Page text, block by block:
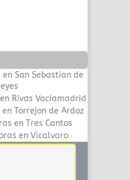
San Sebastian de
Rivas Vaciamadrid
Torrejon de Ardoz
en Tres Cantos
en Vicalvaro